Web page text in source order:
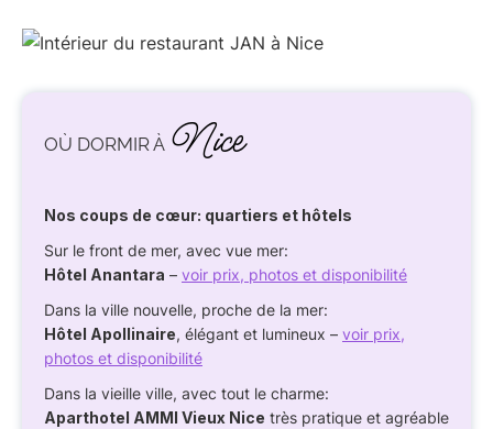
OÙ DORMIR À Nice
Nos coups de cœur: quartiers et hôtels
Sur le front de mer, avec vue mer:
Hôtel Anantara – voir prix, photos et disponibilité
Dans la ville nouvelle, proche de la mer:
Hôtel Apollinaire, élégant et lumineux – voir prix,
photos et disponibilité
Dans la vieille ville, avec tout le charme:
Aparthotel AMMI Vieux Nice très pratique et agréable